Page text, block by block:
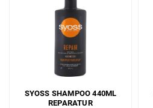
SYOSS SHAMPOO 440ML
REPARATUR